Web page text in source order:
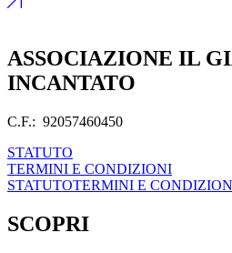
ASSOCIAZIONE IL
INCANTATO
C.F.: 92057460450
STATUTO
TERMINI E CONDIZIONI
STATUTOTERMINI E
SCOPRI